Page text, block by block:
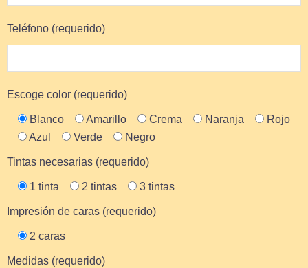
Teléfono (requerido)
Escoge color (requerido)
Blanco Amarillo Crema Naranja
Rojo
Azul
Verde Negro
Tintas necesarias (requerido)
1 tinta 2 tintas 3 tintas
Impresión de caras (requerido)
2 caras
Medidas (requerido)